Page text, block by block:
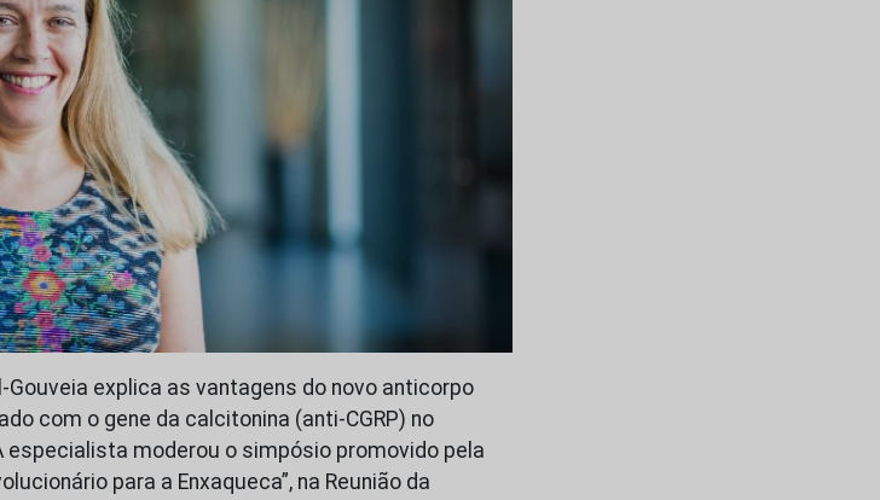
Gouveia explica as vantagens do novo anticorpo
com o gene da calcitonina (anti-CGRP) no
moderou o simpósio promovido pela
para a Enxaqueca”, na Reunião da